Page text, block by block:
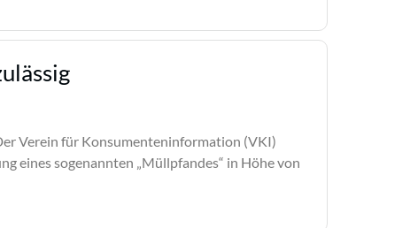
Verein für Konsumenteninformation (VKI)
eines sogenannten „Müllpfandes“ in Höhe von